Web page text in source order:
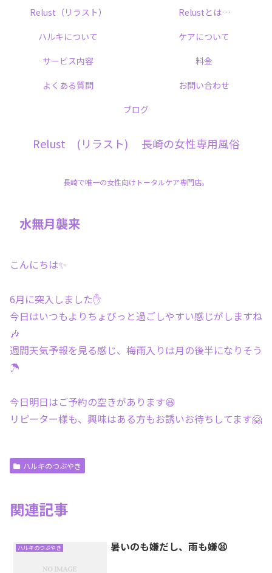
Relust (リラスト) 長崎の女性専用風俗
長崎で唯一の女性向けトータルケア専門店。
Relust（リラスト）
Relustとは…
ハルキについて
ケアについて
サービス内容
料金
よくある質問
お問い合わせ
ブログ
水無月襲来
こんにちは✨
6月に突入しました✋
今日はいつもよりちょびっと過ごしやすい感じがしますね
🎶
週間天気予報を見る感じ、梅雨入りは月の後半になりそう
☂️
今日明日はご予約の空きがあります😆
リピーター様も、興味はある方もお誘いお待ちしてます🤗
ハルキのつぶやき
関連記事
ハルキのつぶやき 暑いのも嫌だし、雨も嫌😫